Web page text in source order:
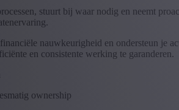
stuurt bij waar nodig en neemt
nauwkeurigheid en ondersteun je
en consistente werking te garanderen.
ownership